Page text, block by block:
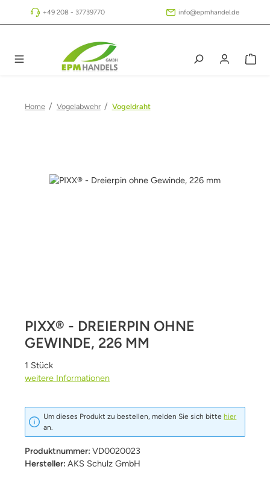
Zum Hauptinhalt springen
+49 208 - 37739770 info@epmhandel.de
Home / Vogelabwehr / Vogeldraht
Bildergalerie überspringen
PIXX® - DREIERPIN OHNE
GEWINDE, 226 MM
1 Stück
weitere Informationen
Um dieses Produkt zu bestellen, melden Sie sich bitte hier
an.
Produktnummer: VD0020023
Hersteller: AKS Schulz GmbH